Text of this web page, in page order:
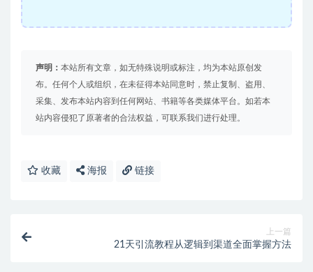
声明： 本站所有文章，如无特殊说明或标注，均为本站原创发
布。任何个人或组织，在未征得本站同意时，禁止复制、盗用、
采集、发布本站内容到任何网站、书籍等各类媒体平台。如若本
站内容侵犯了原著者的合法权益，可联系我们进行处理。
收藏 海报 链接
上一篇
21天引流教程从逻辑到渠道全面掌握方法